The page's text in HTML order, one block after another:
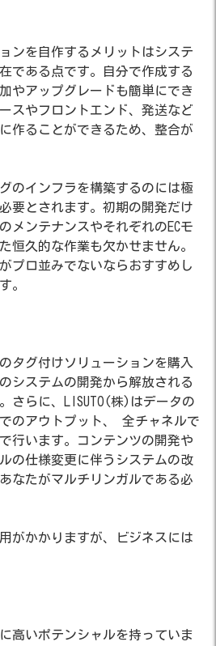
ンを自作するメリットはシステ
である点です。自分で作成する
やアップグレードも簡単にでき
スやフロントエンド、発送など
作ることができるため、整合が
のインフラを構築するのには極
要とされます。初期の開発だけ
メンテナンスやそれぞれのECモ
恒久的な作業も欠かせません。
プロ並みでないならおすすめし
。
タグ付けソリューションを購入
システムの開発から解放される
さらに、LISUTO(株)はデータの
のアウトプット、 全チャネルで
行います。コンテンツの開発や
の仕様変更に伴うシステムの改
なたがマルチリンガルである必
がかかりますが、ビジネスには
高いポテンシャルを持っていま